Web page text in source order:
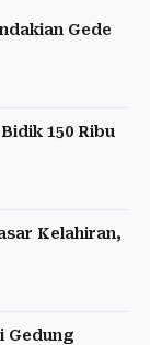
Gede
150 Ribu
Kelahiran,
Gedung